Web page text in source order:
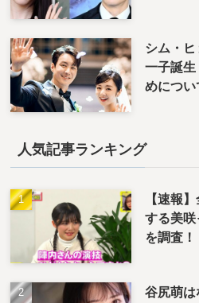
シム・
一子誕
めについ
人気記事ランキング
【速報
する美咲
を調査！
谷尻萌